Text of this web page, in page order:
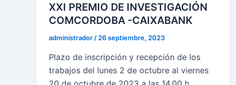
XXI PREMIO DE INVESTIGACIÓN
COMCORDOBA -CAIXABANK
administrador / 26 septiembre, 2023
Plazo de inscripción y recepción de los
trabajos del lunes 2 de octubre al viernes